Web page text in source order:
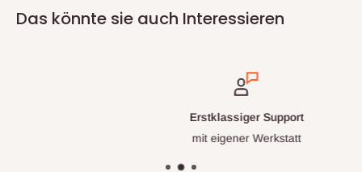
Das könnte sie auch Interessieren
Erstklassiger Support
mit eigener Werkstatt